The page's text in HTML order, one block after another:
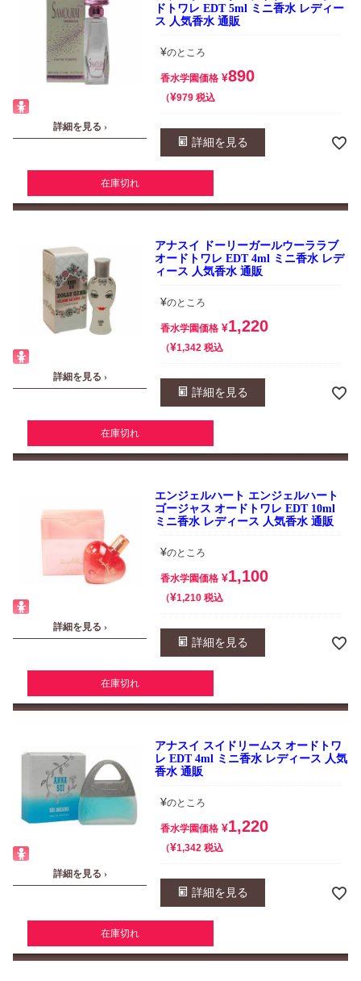
詳細を見る ›
ドトワレ EDT 5ml ミニ香水 レディー
ス 人気香水 通販
¥のところ
香水学園価格 ¥890
¥979 税込
詳細を見る
在庫切れ
詳細を見る ›
アナスイ ドーリーガールウーララブ
オードトワレ EDT 4ml ミニ香水 レデ
ィース 人気香水 通販
¥のところ
香水学園価格 ¥1,220
¥1,342 税込
詳細を見る
在庫切れ
詳細を見る ›
エンジェルハート エンジェルハート
ゴージャス オードトワレ EDT 10ml
ミニ香水 レディース 人気香水 通販
¥のところ
香水学園価格 ¥1,100
¥1,210 税込
詳細を見る
在庫切れ
詳細を見る ›
アナスイ スイドリームス オードトワ
レ EDT 4ml ミニ香水 レディース 人気
香水 通販
¥のところ
香水学園価格 ¥1,220
¥1,342 税込
詳細を見る
在庫切れ